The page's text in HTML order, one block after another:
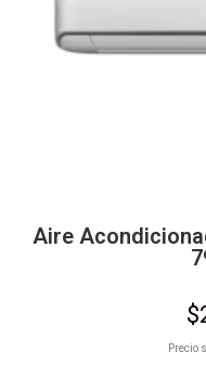
Aire
$
Precio